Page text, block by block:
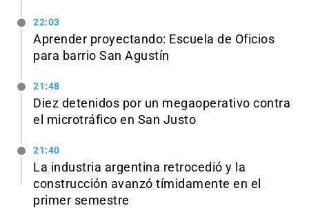
22:03
Aprender proyectando: Escuela de Oficios
para barrio San Agustín
21:48
Diez detenidos por un megaoperativo contra
el microtráfico en San Justo
21:40
La industria argentina retrocedió y la
construcción avanzó tímidamente en el
primer semestre